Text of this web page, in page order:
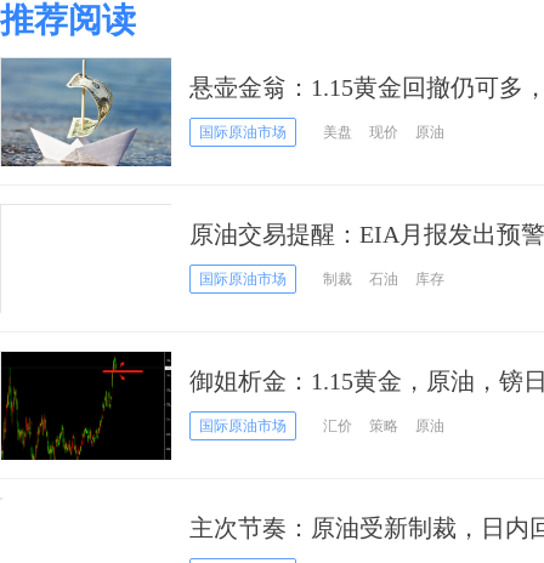
推荐阅读
悬壶金翁：1.15黄金回撤仍可多
国际原油市场 美盘 现价 原油
原油交易提醒：EIA月报发出预
机会来了？
国际原油市场 制裁 石油 库存
御姐析金：1.15黄金，原油，镑
国际原油市场 汇价 策略 原油
主次节奏：原油受新制裁，日内